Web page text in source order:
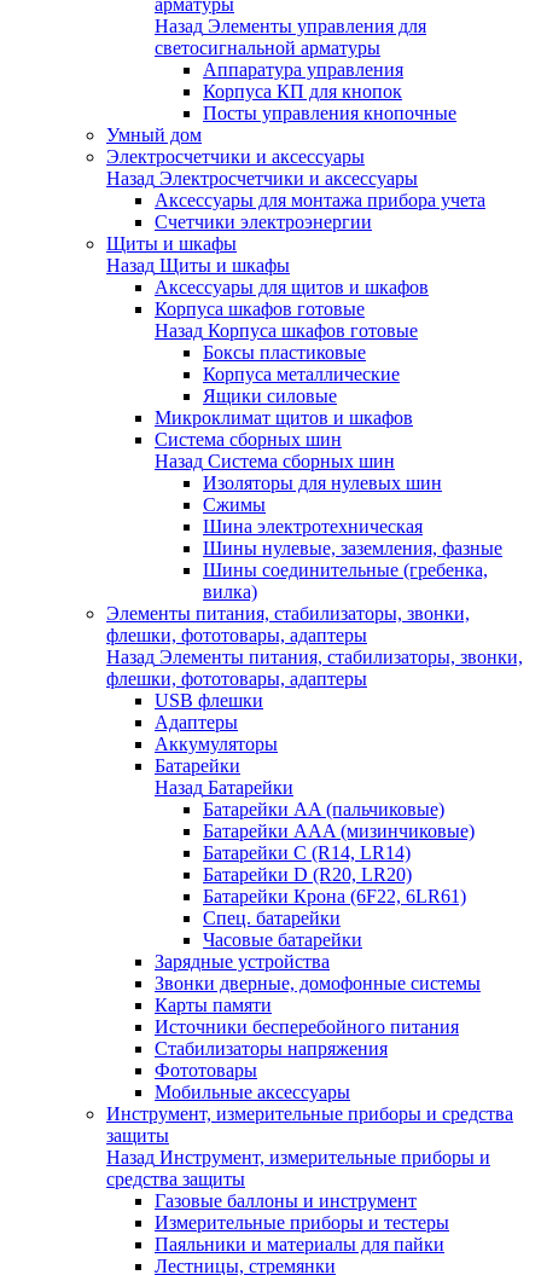
арматуры
Назад Элементы управления для
светосигнальной арматуры
Аппаратура управления
Корпуса КП для кнопок
Посты управления кнопочные
Умный дом
Электросчетчики и аксессуары
Назад Электросчетчики и аксессуары
Аксессуары для монтажа прибора учета
Счетчики электроэнергии
Щиты и шкафы
Назад Щиты и шкафы
Аксессуары для щитов и шкафов
Корпуса шкафов готовые
Назад Корпуса шкафов готовые
Боксы пластиковые
Корпуса металлические
Ящики силовые
Микроклимат щитов и шкафов
Система сборных шин
Назад Система сборных шин
Изоляторы для нулевых шин
Сжимы
Шина электротехническая
Шины нулевые, заземления, фазные
Шины соединительные (гребенка,
вилка)
Элементы питания, стабилизаторы, звонки,
флешки, фототовары, адаптеры
Назад Элементы питания, стабилизаторы, звонки,
флешки, фототовары, адаптеры
USB флешки
Адаптеры
Аккумуляторы
Батарейки
Назад Батарейки
Батарейки AA (пальчиковые)
Батарейки AAA (мизинчиковые)
Батарейки C (R14, LR14)
Батарейки D (R20, LR20)
Батарейки Крона (6F22, 6LR61)
Спец. батарейки
Часовые батарейки
Зарядные устройства
Звонки дверные, домофонные системы
Карты памяти
Источники бесперебойного питания
Стабилизаторы напряжения
Фототовары
Мобильные аксессуары
Инструмент, измерительные приборы и средства
защиты
Назад Инструмент, измерительные приборы и
средства защиты
Газовые баллоны и инструмент
Измерительные приборы и тестеры
Паяльники и материалы для пайки
Лестницы, стремянки